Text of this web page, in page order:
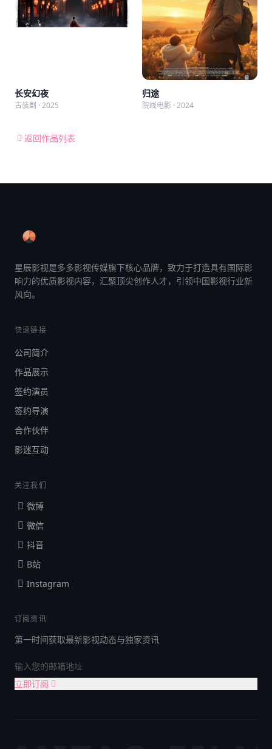
长安幻夜
古装剧 · 2025
归途
院线电影 · 2024
返回作品列表
星辰影视是多多影视传媒旗下核心品牌，致力于打造具有国际影
响力的优质影视内容，汇聚顶尖创作人才，引领中国影视行业新
风向。
快速链接
公司简介
作品展示
签约演员
签约导演
合作伙伴
影迷互动
关注我们
微博
微信
抖音
B站
Instagram
订阅资讯
第一时间获取最新影视动态与独家资讯
立即订阅